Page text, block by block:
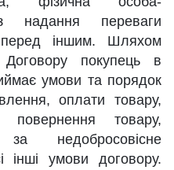
надання переваги
іншим. Шляхом
покупець в
умови та порядок
оплати товару,
повернення товару,
за недобросовісне
інші умови договору.